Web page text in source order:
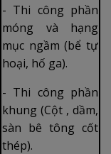
- Thi công phần
móng và hạng
mục ngầm (bể tự
hoại, hố ga).
- Thi công phần
khung (Cột , dầm,
sàn bê tông cốt
thép).